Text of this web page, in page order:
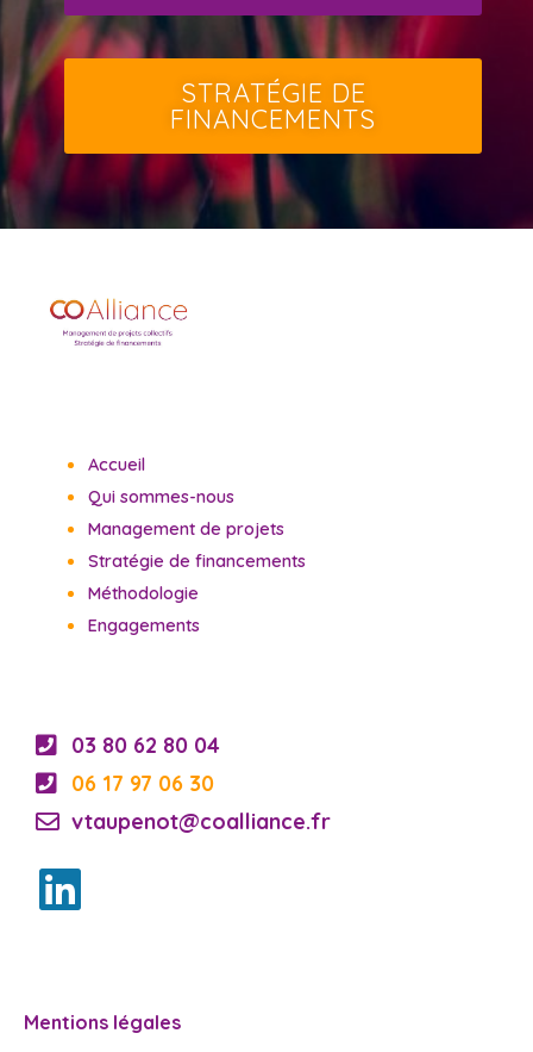
STRATÉGIE DE
FINANCEMENTS
Accueil
Qui sommes-nous
Management de projets
Stratégie de financements
Méthodologie
Engagements
03 80 62 80 04
06 17 97 06 30
vtaupenot@coalliance.fr
Mentions légales